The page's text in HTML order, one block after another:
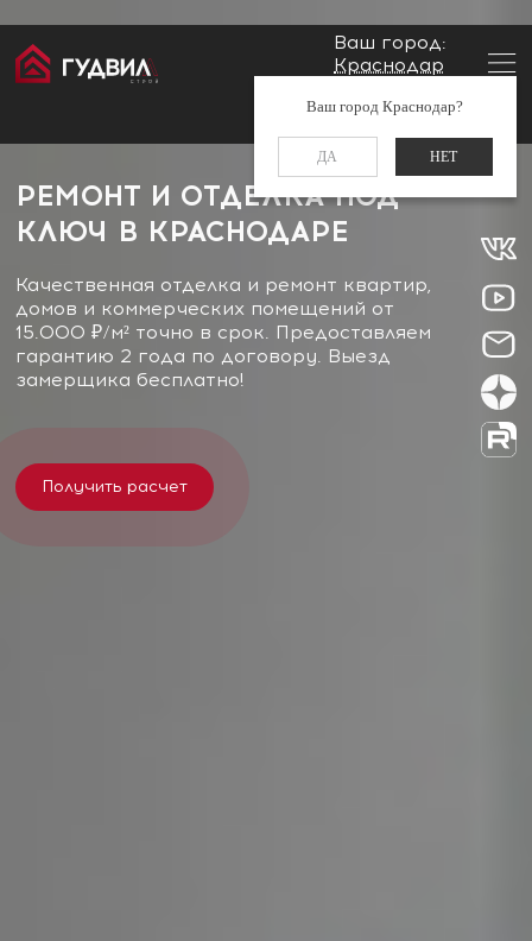
Ваш город:
Краснодар
Ваш город Краснодар?
ДА НЕТ
Заказать звонок
РЕМОНТ И ОТДЕЛКА ПОД
КЛЮЧ В КРАСНОДАРЕ
Качественная отделка и ремонт квартир,
домов и коммерческих помещений от
15.000 ₽/м² точно в срок. Предоставляем
гарантию 2 года по договору. Выезд
замерщика бесплатно!
Получить расчет